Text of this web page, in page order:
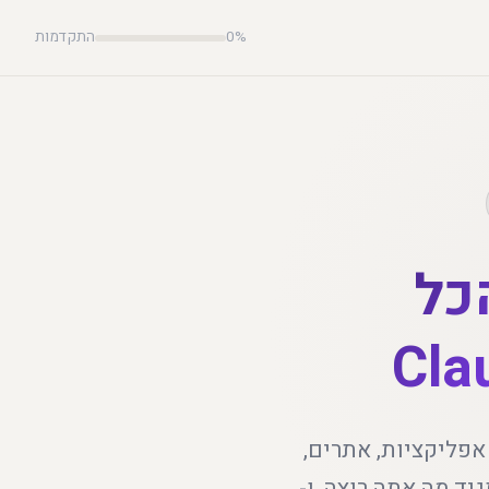
0% התקדמות
אתרים,